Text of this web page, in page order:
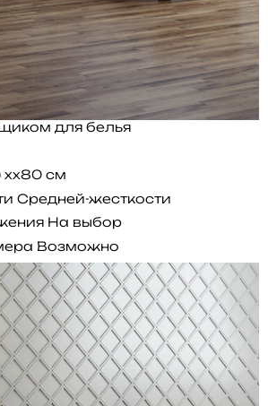
для белья
xx80 см
Средней-жесткости
На выбор
Возможно